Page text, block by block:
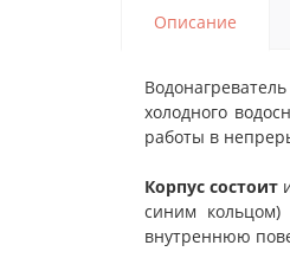
Описание
Водонагреватель
холодного
работы в
Корпус состоит
синим
внутреннюю